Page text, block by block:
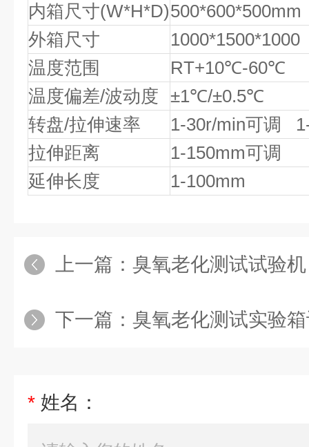
内箱尺寸(W*H*D)500*600*500mm
外箱尺寸
1000*1500*1000
温度范围
RT+10℃-60℃
温度偏差/波动度 ±1℃/±0.5℃
转盘/拉伸速率
1-30r/min可调
拉伸距离
1-150mm可调
延伸长度
1-100mm
上一篇： 臭氧老化测试试验机
下一篇： 臭氧老化测试实验
* 姓名：